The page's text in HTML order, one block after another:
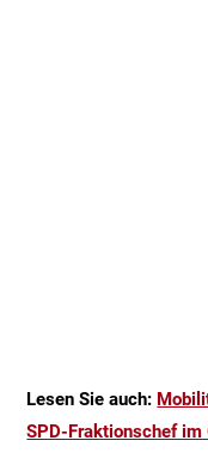
Lesen Sie auch:
SPD-Fraktionschef im